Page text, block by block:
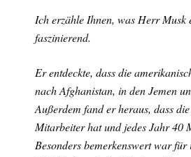
Ich erzähle Ihnen, was Herr Musk
faszinierend.
Er entdeckte, dass die
nach Afghanistan, in den Jemen
Außerdem fand er heraus, dass
Mitarbeiter hat und jedes Jahr 40
Besonders bemerkenswert war